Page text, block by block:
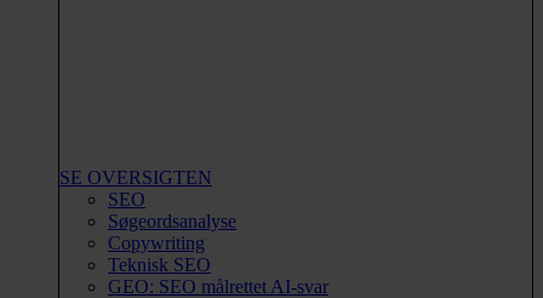
SE OVERSIGTEN
SEO
Søgeordsanalyse
Copywriting
Teknisk SEO
GEO: SEO målrettet AI-svar